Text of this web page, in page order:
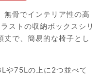
骨でインテリア性の高
ストの収納ボックスシリ
で、簡易的な椅子とし
や75Lの上に2つ並べて